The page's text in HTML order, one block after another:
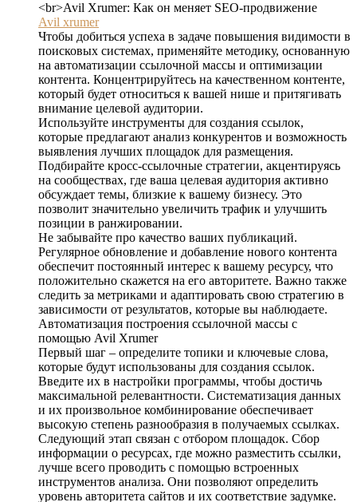
<br>Avil Xrumer: Как он меняет SEO-продвижение
Avil xrumer
Чтобы добиться успеха в задаче повышения видимости в
поисковых системах, применяйте методику, основанную
на автоматизации ссылочной массы и оптимизации
контента. Концентрируйтесь на качественном контенте,
который будет относиться к вашей нише и притягивать
внимание целевой аудитории.
Используйте инструменты для создания ссылок,
которые предлагают анализ конкурентов и возможность
выявления лучших площадок для размещения.
Подбирайте кросс-ссылочные стратегии, акцентируясь
на сообществах, где ваша целевая аудитория активно
обсуждает темы, близкие к вашему бизнесу. Это
позволит значительно увеличить трафик и улучшить
позиции в ранжировании.
Не забывайте про качество ваших публикаций.
Регулярное обновление и добавление нового контента
обеспечит постоянный интерес к вашему ресурсу, что
положительно скажется на его авторитете. Важно также
следить за метриками и адаптировать свою стратегию в
зависимости от результатов, которые вы наблюдаете.
Автоматизация построения ссылочной массы с
помощью Avil Xrumer
Первый шаг – определите топики и ключевые слова,
которые будут использованы для создания ссылок.
Введите их в настройки программы, чтобы достичь
максимальной релевантности. Систематизация данных
и их произвольное комбинирование обеспечивает
высокую степень разнообразия в получаемых ссылках.
Следующий этап связан с отбором площадок. Сбор
информации о ресурсах, где можно разместить ссылки,
лучше всего проводить с помощью встроенных
инструментов анализа. Они позволяют определить
уровень авторитета сайтов и их соответствие задумке.